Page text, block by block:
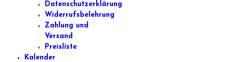
Datenschutzerklärung
Widerrufsbelehrung
Zahlung und
Versand
Preisliste
Kalender